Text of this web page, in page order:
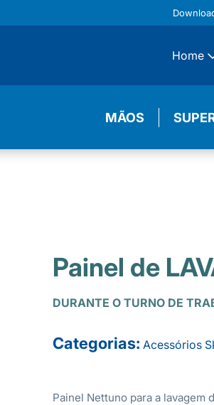
Home
MÃOS
Painel de
DURANTE O TURNO DE
Categorias: Acessórios
Painel Nettuno para a lavagem